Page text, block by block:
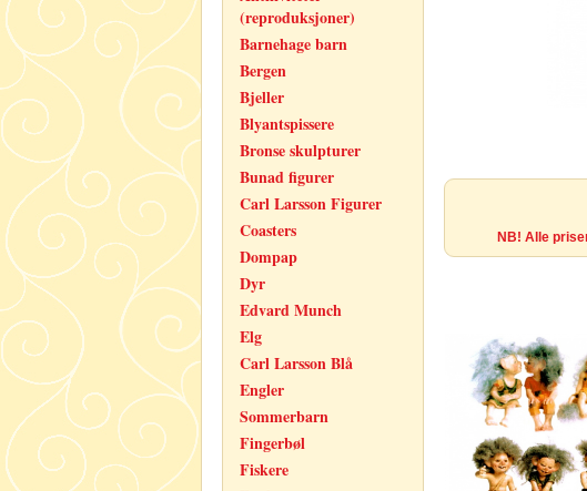
(reproduksjoner)
Barnehage barn
Bergen
Bjeller
Blyantspissere
Bronse skulpturer
Bunad figurer
Carl Larsson Figurer
Coasters
Dompap
Dyr
Edvard Munch
Elg
Carl Larsson Blå
Engler
Sommerbarn
Fingerbøl
Fiskere
NB! Alle